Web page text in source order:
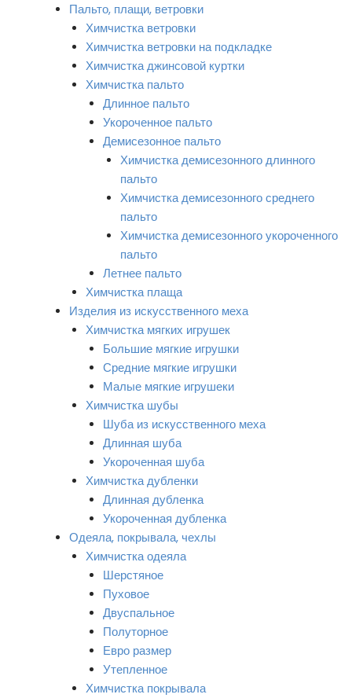
Пальто, плащи, ветровки
Химчистка ветровки
Химчистка ветровки на подкладке
Химчистка джинсовой куртки
Химчистка пальто
Длинное пальто
Укороченное пальто
Демисезонное пальто
Химчистка демисезонного длинного
пальто
Химчистка демисезонного среднего
пальто
Химчистка демисезонного укороченного
пальто
Летнее пальто
Химчистка плаща
Изделия из искусственного меха
Химчистка мягких игрушек
Большие мягкие игрушки
Средние мягкие игрушки
Малые мягкие игрушеки
Химчистка шубы
Шуба из искусственного меха
Длинная шуба
Укороченная шуба
Химчистка дубленки
Длинная дубленка
Укороченная дубленка
Одеяла, покрывала, чехлы
Химчистка одеяла
Шерстяное
Пуховое
Двуспальное
Полуторное
Евро размер
Утепленное
Химчистка покрывала